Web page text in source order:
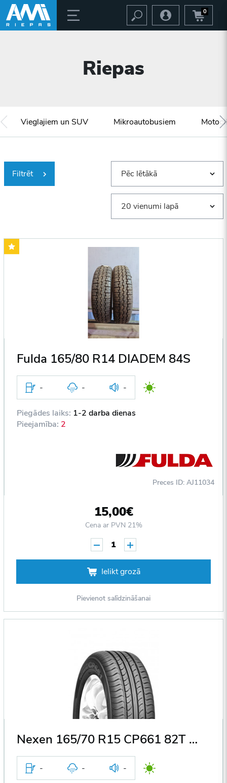
0
Riepas
Vieglajiem un SUV Mikroautobusiem
Filtrēt Pēc lētākā
20 vienumi lapā
Fulda 165/80 R14 DIADEM 84S
- - -
Piegādes laiks: 1-2 darba dienas
Pieejamība: 2
Preces ID: AJ11034
15,00€
Cena ar PVN 21%
1
Ielikt grozā
Pievienot salīdzināšanai
Nexen 165/70 R15 CP661 82T DOT2013
- - -